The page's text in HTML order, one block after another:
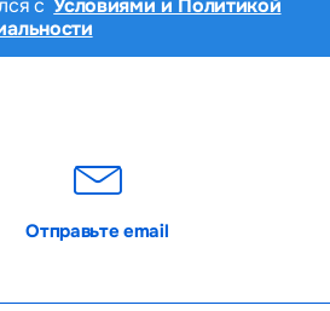
с Условиями и Политикой
Отправьте email